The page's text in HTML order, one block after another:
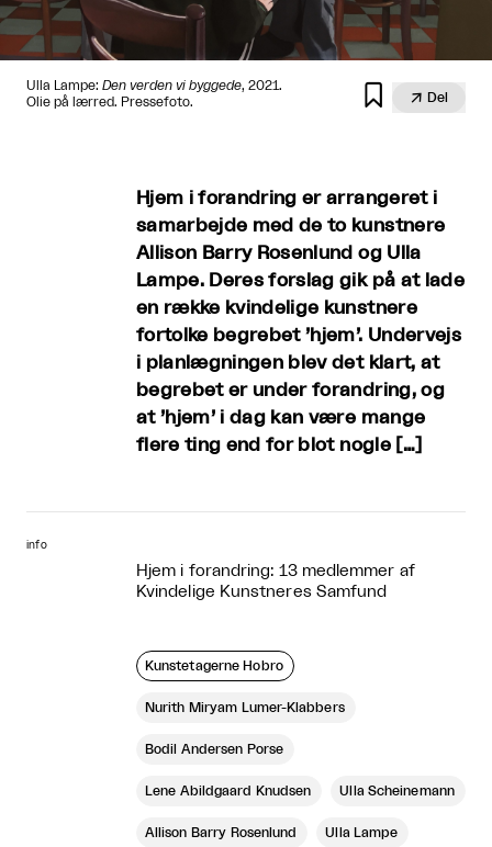
Ulla Lampe: Den verden vi byggede, 2021.
Olie på lærred. Pressefoto.
  Del
Hjem i forandring er arrangeret i
samarbejde med de to kunstnere
Allison Barry Rosenlund og Ulla
Lampe. Deres forslag gik på at lade
en række kvindelige kunstnere
fortolke begrebet ’hjem’. Undervejs
i planlægningen blev det klart, at
begrebet er under forandring, og
at ’hjem’ i dag kan være mange
flere ting end for blot nogle […]
info
Hjem i forandring: 13 medlemmer af
Kvindelige Kunstneres Samfund
Kunstetagerne Hobro
Nurith Miryam Lumer-Klabbers
Bodil Andersen Porse
Lene Abildgaard Knudsen Ulla Scheinemann
Allison Barry Rosenlund Ulla Lampe